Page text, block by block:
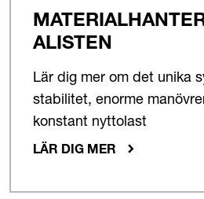
ALISTEN
Lär dig mer om det unika
stabilitet, enorme
konstant nyttolast
LÄR DIG MER